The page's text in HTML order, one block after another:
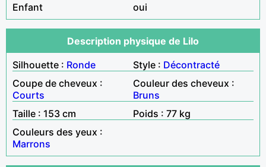
Enfant
oui
Description physique de Lilo
Silhouette : Ronde Style : Décontracté
Coupe de cheveux :
Courts
Couleur des cheveux :
Bruns
Taille : 153 cm
Poids : 77 kg
Couleurs des yeux :
Marrons